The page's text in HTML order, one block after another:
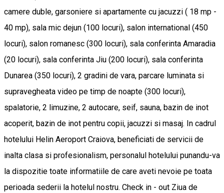
camere duble, garsoniere si apartamente cu jacuzzi ( 18 mp -
40 mp), sala mic dejun (100 locuri), salon international (450
locuri), salon romanesc (300 locuri), sala conferinta Amaradia
(20 locuri), sala conferinta Jiu (200 locuri), sala conferinta
Dunarea (350 locuri), 2 gradini de vara, parcare luminata si
supravegheata video pe timp de noapte (300 locuri),
spalatorie, 2 limuzine, 2 autocare, seif, sauna, bazin de inot
acoperit, bazin de inot pentru copii, jacuzzi si masaj. In cadrul
hotelului Helin Aeroport Craiova, beneficiati de servicii de
inalta clasa si profesionalism, personalul hotelului punandu-va
la dispozitie toate informatiile de care aveti nevoie pe toata
perioada sederii la hotelul nostru. Check in - out Ziua de